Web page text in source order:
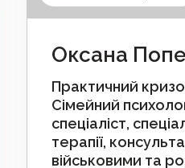
Оксана
Практичний
Сімейний
спеціаліст,
терапії,
військовими та